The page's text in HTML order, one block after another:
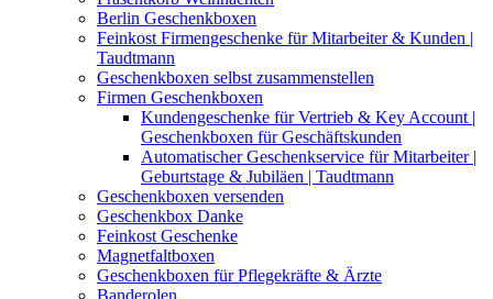
Berlin Geschenkboxen
Feinkost Firmengeschenke für Mitarbeiter & Kunden |
Taudtmann
Geschenkboxen selbst zusammenstellen
Firmen Geschenkboxen
Kundengeschenke für Vertrieb & Key Account |
Geschenkboxen für Geschäftskunden
Automatischer Geschenkservice für Mitarbeiter |
Geburtstage & Jubiläen | Taudtmann
Geschenkboxen versenden
Geschenkbox Danke
Feinkost Geschenke
Magnetfaltboxen
Geschenkboxen für Pflegekräfte & Ärzte
Banderolen